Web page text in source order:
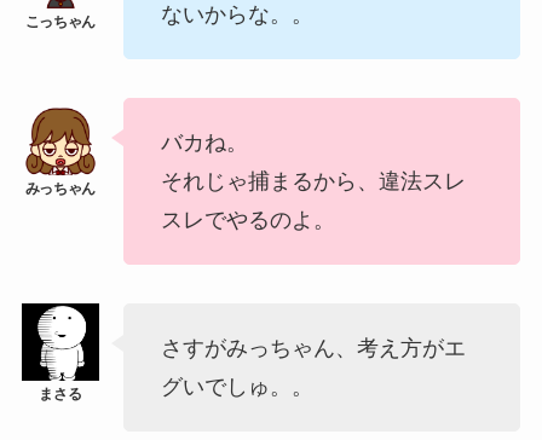
ないからな。。
バカね。
それじゃ捕まるから、違法スレ
スレでやるのよ。
さすがみっちゃん、考え方がエ
グいでしゅ。。